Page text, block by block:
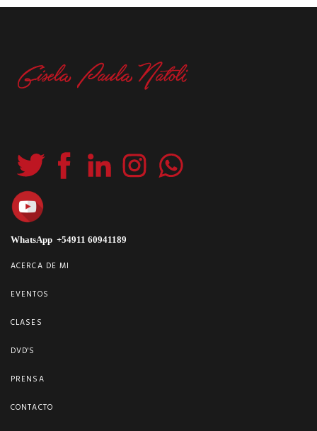
WhatsApp +54911 60941189
ACERCA DE MI
EVENTOS
CLASES
DVD'S
PRENSA
CONTACTO